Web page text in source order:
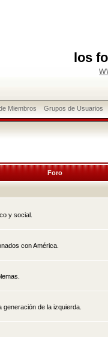
los
Miembros Grupos de Usuarios
Foro
y social.
con América.
generación de la izquierda.